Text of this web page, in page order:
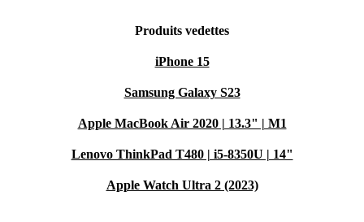
Produits vedettes
iPhone 15
Samsung Galaxy S23
Apple MacBook Air 2020 | 13.3" | M1
Lenovo ThinkPad T480 | i5-8350U | 14"
Apple Watch Ultra 2 (2023)